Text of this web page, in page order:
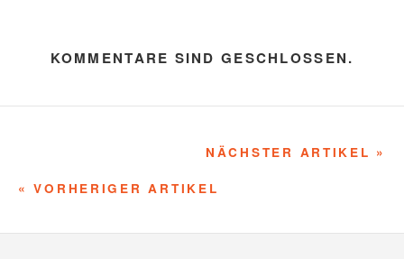
KOMMENTARE SIND GESCHLOSSEN.
NÄCHSTER ARTIKEL »
« VORHERIGER ARTIKEL